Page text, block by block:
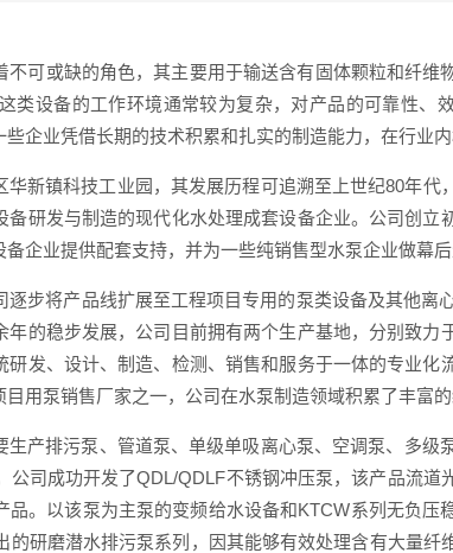
可或缺的角色，其主要用于输送含有固体颗粒和纤维
类设备的工作环境通常较为复杂，对产品的可靠性、
企业凭借长期的技术积累和扎实的制造能力，在行业内
新镇科技工业园，其发展历程可追溯至上世纪80年代
研发与制造的现代化水处理成套设备企业。公司创立
企业提供配套支持，并为一些纯销售型水泵企业做幕后
步将产品线扩展至工程项目专用的泵类设备及其他离
的稳步发展，公司目前拥有两个生产基地，分别致力
发、设计、制造、检测、销售和服务于一体的专业化
用泵销售厂家之一，公司在水泵制造领域积累了丰富的
产排污泵、管道泵、单级单吸离心泵、空调泵、多级
公司成功开发了QDL/QDLF不锈钢冲压泵，该产品流道
。以该泵为主泵的变频给水设备和KTCW系列无负压
研磨潜水排污泵系列，因其能够有效处理含有大量纤